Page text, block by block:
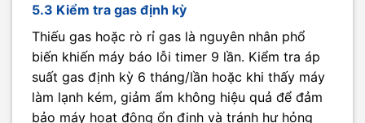
5.3 Kiểm tra gas định kỳ
Thiếu gas hoặc rò rỉ gas là nguyên nhân phổ
biến khiến máy báo lỗi timer 9 lần. Kiểm tra áp
suất gas định kỳ 6 tháng/lần hoặc khi thấy máy
làm lạnh kém, giảm ẩm không hiệu quả để đảm
bảo máy hoạt động ổn định và tránh hư hỏng